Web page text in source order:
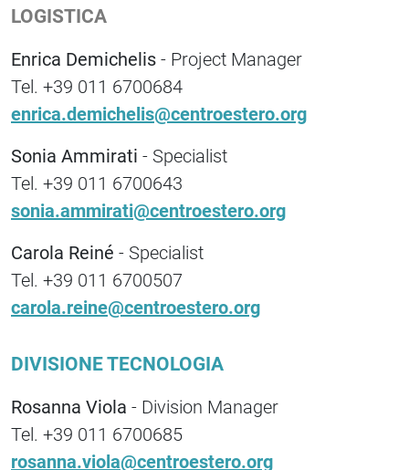
LOGISTICA
Enrica Demichelis - Project Manager
Tel. +39 011 6700684
enrica.demichelis@centroestero.org
Sonia Ammirati - Specialist
Tel. +39 011 6700643
sonia.ammirati@centroestero.org
Carola Reiné - Specialist
Tel. +39 011 6700507
carola.reine@centroestero.org
DIVISIONE TECNOLOGIA
Rosanna Viola - Division Manager
Tel. +39 011 6700685
rosanna.viola@centroestero.org